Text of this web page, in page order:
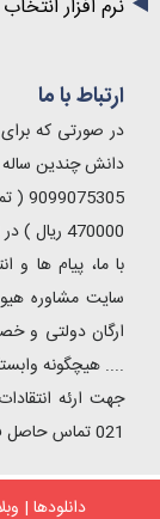
نرم افزار
ارتباط با ما
در صورتی که
دانش چندین ساله
470000
با ما، پیام ها و
سایت مشاوره
ارگان دولتی و
.... هیچگونه
021 تماس حاصل فرمایید.
دانلودها |